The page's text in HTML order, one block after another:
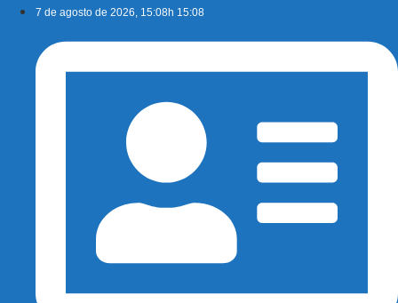
conteúdo
7 de agosto de 2026, 15:08h 15:08